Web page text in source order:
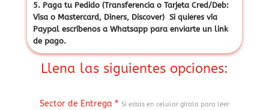
5. Paga tu Pedido (Transferencia o Tarjeta Cred/Deb:
Visa o Mastercard, Diners, Discover) Si quieres vía
Paypal escríbenos a Whatsapp para enviarte un link
de pago.
Llena las siguientes opciones:
Sector de Entrega * Si estas en celular gíralo para leer